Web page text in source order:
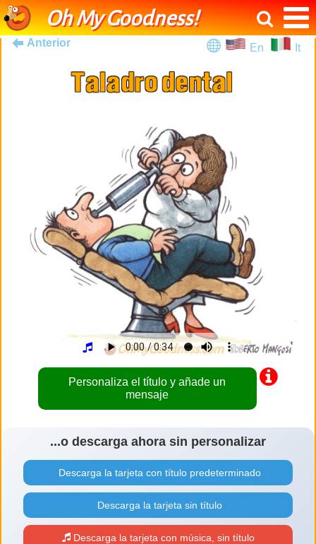
Oh My Goodness!
Anterior En It
Personaliza el título y añade un
mensaje
...o descarga ahora sin personalizar
Descarga la tarjeta con título predeterminado
Descarga la tarjeta sin título
Descarga la tarjeta con música, sin título